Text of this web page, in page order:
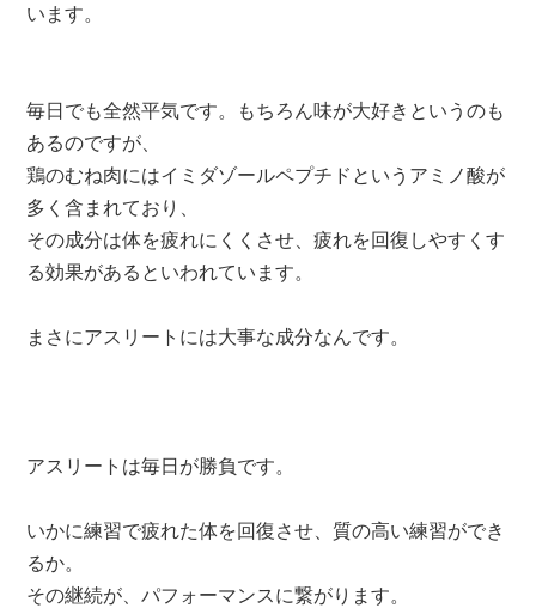
います。
毎日でも全然平気です。もちろん味が大好きというのも
あるのですが、
鶏のむね肉にはイミダゾールペプチドというアミノ酸が
多く含まれており、
その成分は体を疲れにくくさせ、疲れを回復しやすくす
る効果があるといわれています。
まさにアスリートには大事な成分なんです。
アスリートは毎日が勝負です。
いかに練習で疲れた体を回復させ、質の高い練習ができ
るか。
その継続が、パフォーマンスに繋がります。